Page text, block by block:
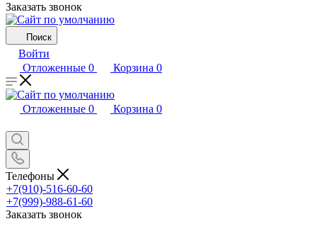
Заказать звонок
Поиск
Войти
Отложенные 0 Корзина 0
Отложенные 0 Корзина 0
Телефоны
+7(910)-516-60-60
+7(999)-988-61-60
Заказать звонок